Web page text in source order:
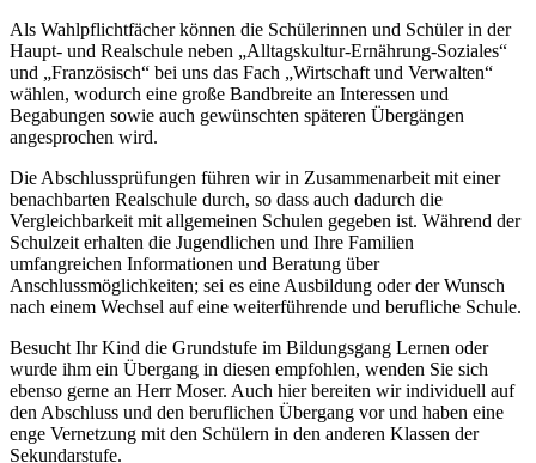
Als Wahlpflichtfächer können die Schülerinnen und Schüler in der
Haupt- und Realschule neben „Alltagskultur-Ernährung-Soziales“
und „Französisch“ bei uns das Fach „Wirtschaft und Verwalten“
wählen, wodurch eine große Bandbreite an Interessen und
Begabungen sowie auch gewünschten späteren Übergängen
angesprochen wird.
Die Abschlussprüfungen führen wir in Zusammenarbeit mit einer
benachbarten Realschule durch, so dass auch dadurch die
Vergleichbarkeit mit allgemeinen Schulen gegeben ist. Während der
Schulzeit erhalten die Jugendlichen und Ihre Familien
umfangreichen Informationen und Beratung über
Anschlussmöglichkeiten; sei es eine Ausbildung oder der Wunsch
nach einem Wechsel auf eine weiterführende und berufliche Schule.
Besucht Ihr Kind die Grundstufe im Bildungsgang Lernen oder
wurde ihm ein Übergang in diesen empfohlen, wenden Sie sich
ebenso gerne an Herr Moser. Auch hier bereiten wir individuell auf
den Abschluss und den beruflichen Übergang vor und haben eine
enge Vernetzung mit den Schülern in den anderen Klassen der
Sekundarstufe.